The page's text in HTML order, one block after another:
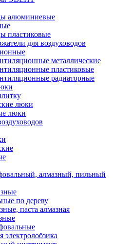
алюминиевые
пластиковые
для воздуховодов
металлические
пластиковые
радиаторные
люки
люки
алмазный, пильный
по дереву
паста алмазная
электролобзика